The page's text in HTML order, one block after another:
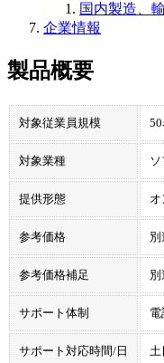
国内製造、
企業情報
製品概要
対象従業員規模
対象業種
提供形態
参考価格
参考価格補足
サポート体制
サポート対応時間/日 土